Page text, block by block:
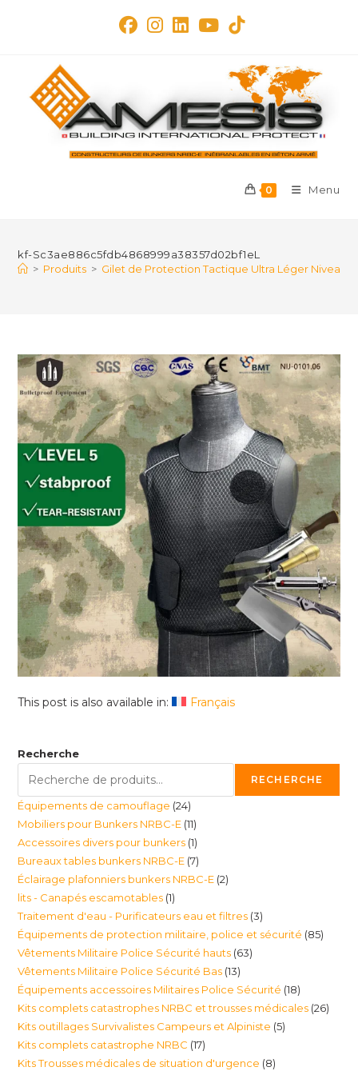
0 Menu
kf-Sc3ae886c5fdb4868999a38357d02bf1eL
> Produits > Gilet de Protection Tactique Ultra Léger Niveau
This post is also available in: Français
Recherche
RECHERCHE
Équipements de camouflage 2424
produits
Mobiliers pour Bunkers NRBC-E 1111
produits
Accessoires divers pour bunkers 11
produit
Bureaux tables bunkers NRBC-E 77
produits
Éclairage plafonniers bunkers NRBC-E 22
lits - Canapés escamotables 11
produit
Traitement d'eau - Purificateurs eau et filtres 33
produits
Équipements de protection militaire, police et sécurité 8585
Vêtements Militaire Police Sécurité hauts 6363
Vêtements Militaire Police Sécurité Bas 1313
produits
Équipements accessoires Militaires Police Sécurité 1818
produits
Kits complets catastrophes NRBC et trousses médicales 2626
Kits outillages Survivalistes Campeurs et Alpiniste 55
Kits complets catastrophe NRBC 1717
produits
Kits Trousses médicales de situation d'urgence 88